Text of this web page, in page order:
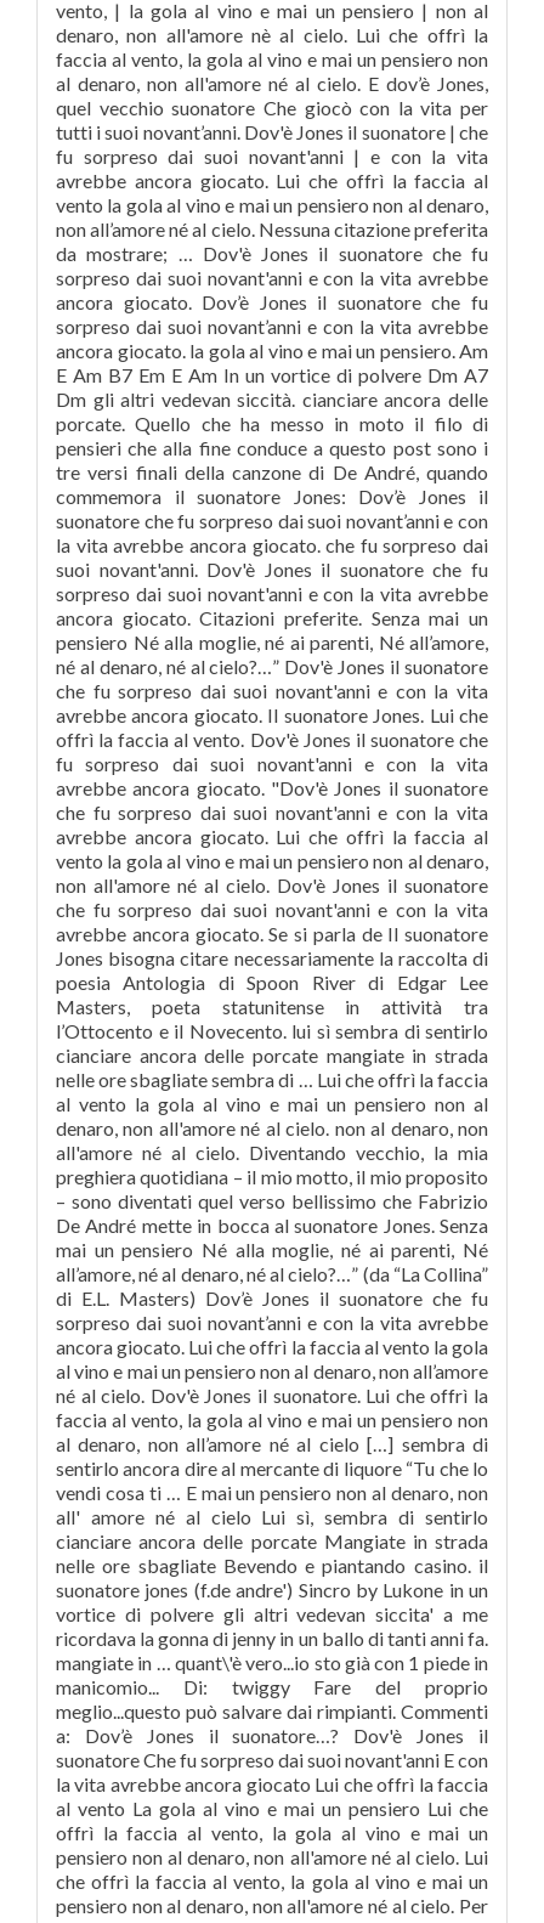
vento, | la gola al vino e mai un pensiero | non al
denaro, non all'amore nè al cielo. Lui che offrì la
faccia al vento, la gola al vino e mai un pensiero non
al denaro, non all'amore né al cielo. E dov’è Jones,
quel vecchio suonatore Che giocò con la vita per
tutti i suoi novant’anni. Dov'è Jones il suonatore | che
fu sorpreso dai suoi novant'anni | e con la vita
avrebbe ancora giocato. Lui che offrì la faccia al
vento la gola al vino e mai un pensiero non al denaro,
non all’amore né al cielo. Nessuna citazione preferita
da mostrare; … Dov'è Jones il suonatore che fu
sorpreso dai suoi novant'anni e con la vita avrebbe
ancora giocato. Dov’è Jones il suonatore che fu
sorpreso dai suoi novant’anni e con la vita avrebbe
ancora giocato. la gola al vino e mai un pensiero. Am
E Am B7 Em E Am In un vortice di polvere Dm A7
Dm gli altri vedevan siccità. cianciare ancora delle
porcate. Quello che ha messo in moto il filo di
pensieri che alla fine conduce a questo post sono i
tre versi finali della canzone di De André, quando
commemora il suonatore Jones: Dov’è Jones il
suonatore che fu sorpreso dai suoi novant’anni e con
la vita avrebbe ancora giocato. che fu sorpreso dai
suoi novant'anni. Dov'è Jones il suonatore che fu
sorpreso dai suoi novant'anni e con la vita avrebbe
ancora giocato. Citazioni preferite. Senza mai un
pensiero Né alla moglie, né ai parenti, Né all’amore,
né al denaro, né al cielo?…” Dov'è Jones il suonatore
che fu sorpreso dai suoi novant'anni e con la vita
avrebbe ancora giocato. Il suonatore Jones. Lui che
offrì la faccia al vento. Dov'è Jones il suonatore che
fu sorpreso dai suoi novant'anni e con la vita
avrebbe ancora giocato. "Dov'è Jones il suonatore
che fu sorpreso dai suoi novant'anni e con la vita
avrebbe ancora giocato. Lui che offrì la faccia al
vento la gola al vino e mai un pensiero non al denaro,
non all'amore né al cielo. Dov'è Jones il suonatore
che fu sorpreso dai suoi novant'anni e con la vita
avrebbe ancora giocato. Se si parla de Il suonatore
Jones bisogna citare necessariamente la raccolta di
poesia Antologia di Spoon River di Edgar Lee
Masters, poeta statunitense in attività tra
l’Ottocento e il Novecento. lui sì sembra di sentirlo
cianciare ancora delle porcate mangiate in strada
nelle ore sbagliate sembra di … Lui che offrì la faccia
al vento la gola al vino e mai un pensiero non al
denaro, non all'amore né al cielo. non al denaro, non
all'amore né al cielo. Diventando vecchio, la mia
preghiera quotidiana – il mio motto, il mio proposito
– sono diventati quel verso bellissimo che Fabrizio
De André mette in bocca al suonatore Jones. Senza
mai un pensiero Né alla moglie, né ai parenti, Né
all’amore, né al denaro, né al cielo?…” (da “La Collina”
di E.L. Masters) Dov’è Jones il suonatore che fu
sorpreso dai suoi novant’anni e con la vita avrebbe
ancora giocato. Lui che offrì la faccia al vento la gola
al vino e mai un pensiero non al denaro, non all’amore
né al cielo. Dov'è Jones il suonatore. Lui che offrì la
faccia al vento, la gola al vino e mai un pensiero non
al denaro, non all’amore né al cielo […] sembra di
sentirlo ancora dire al mercante di liquore “Tu che lo
vendi cosa ti … E mai un pensiero non al denaro, non
all' amore né al cielo Lui sì, sembra di sentirlo
cianciare ancora delle porcate Mangiate in strada
nelle ore sbagliate Bevendo e piantando casino. il
suonatore jones (f.de andre') Sincro by Lukone in un
vortice di polvere gli altri vedevan siccita' a me
ricordava la gonna di jenny in un ballo di tanti anni fa.
mangiate in … quant\'è vero...io sto già con 1 piede in
manicomio... Di: twiggy Fare del proprio
meglio...questo può salvare dai rimpianti. Commenti
a: Dov’è Jones il suonatore…? Dov'è Jones il
suonatore Che fu sorpreso dai suoi novant'anni E con
la vita avrebbe ancora giocato Lui che offrì la faccia
al vento La gola al vino e mai un pensiero Lui che
offrì la faccia al vento, la gola al vino e mai un
pensiero non al denaro, non all'amore né al cielo. Lui
che offrì la faccia al vento, la gola al vino e mai un
pensiero non al denaro, non all'amore né al cielo. Per